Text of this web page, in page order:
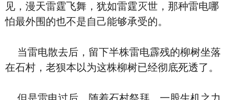
见，漫天雷霆飞舞，犹如雷霆灭世，那种雷电哪
怕最外围的也不是自己能够承受的。
当雷电散去后，留下半株雷电霹残的柳树坐落
在石村，老狈本以为这株柳树已经彻底死透了。